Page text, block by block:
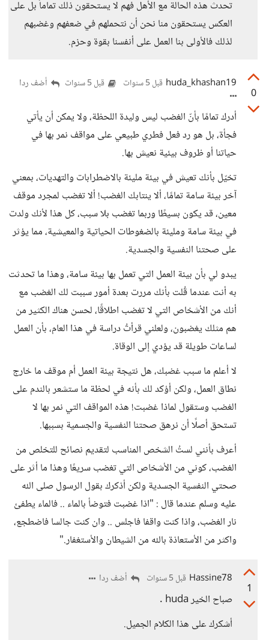
تحدث هذه الحالة مع الأهل فهم لا يستحقون ذلك تماماً بل على
العكس يستحقون منا نحن أن نتحملهم في ضعفهم وغضبهم
لذلك فالأولى بنا العمل على أنفسنا بقوة وحزم.
0
huda_khashan19 قبل 5 سنوات قبل 5 سنوات أضف ردا
أدرك تمامًا بأنّ الغضب ليس وليدة اللحظة، ولا يمكن أن يأتي
فجأة، بل هو رد فعل فطري طبيعي على مواقف نمر بها في
حياتنا أو ظروف بيئية نعيش بها.
تخيّل بأنك تعيش في بيئة مليئة بالاضطرابات والتهديات، بمعني
آخر بيئة سامة تمامًا، ألا ينتابك الغضب! ألا تغضب لمجرد موقف
معين، قد يكون بسيطًا وربما تغضب بلا سبب، كل هذا لأنك ولدت
في بيئة سامة ومليئة بالضغوطات الحياتية والمعيشية، مما يؤثر
على صحتنا النفسية والجسدية.
يبدو لي بأن بيئة العمل التي تعمل بها بيئة سامة، وهذا ما تحدثت
به أنت عندما قُلت بأنك مررت بعدة أمور سببت لك الغضب مع
أنك من الأشخاص التي لا تغضب اطلاقًا، لحسن هناك الكثير من
هم مثلك يغضبون، ولعلني قرأتُ دراسة في هذا العام، بأن العمل
لساعات طويلة قد يؤدي إلى الوقاة.
لا أعلم ما سبب غضبك، هل نتيجة بيئة العمل أم موقف ما خارج
نطاق العمل، ولكن أؤكد لك بأنه في لحظة ما ستشعر بالندم على
الغضب وستقول لماذا غضبت! هذه المواقف التي نمر بها لا
تستحق أصلًا أن نرهق صحتنا النفسية والجسمية بسببها.
أعرف بأنني لستُ الشخص المناسب لتقديم نصائح للتخلص من
الغضب، كوني من الأشخاص التي تغضب سريعًا وهذا ما أثر على
صحتي النفسية الجسدية ولكن أذكرك بقول الرسول صلى الله
عليه وسلم عندما قال : "اذا غضبت فتوضأ بالماء .. فالماء يطفئ
نار الغضب، واذا كنت واقفا فاجلس .. وان كنت جالسا فاضطجع،
واكثر من الأستعاذة بالله من الشيطان والأستغفار."
1
Hassine78 قبل 5 سنوات أضف ردا
صباح الخير huda .
أشكرك على هذا الكلام الجميل.